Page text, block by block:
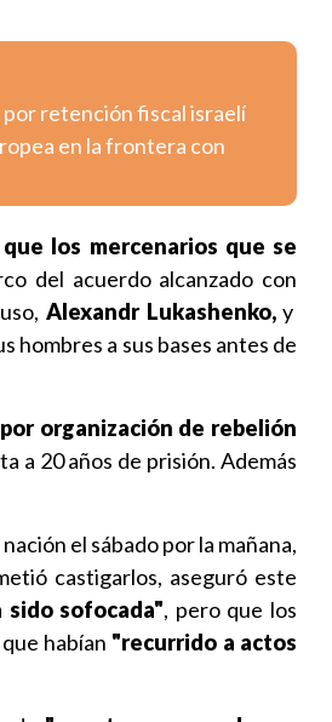
por retención fiscal israelí
en la frontera con
los mercenarios que se
del acuerdo alcanzado con
Alexandr Lukashenko,y
hombres a sus bases antes de
organización de rebelión
a 20 años de prisión. Además
el sábado por la mañana,
castigarlos, aseguró este
sido sofocada", pero que los
habían "recurrido a actos